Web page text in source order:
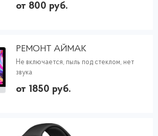
от 800 руб.
РЕМОНТ АЙМАК
Не включается, пыль под стеклом, нет
звука
от 1850 руб.